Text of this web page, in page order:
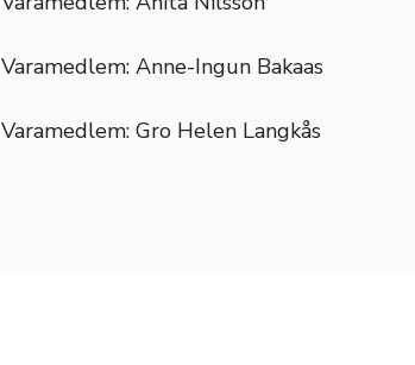
Varamedlem: Anne-Ingun Bakaas
Varamedlem: Gro Helen Langkås